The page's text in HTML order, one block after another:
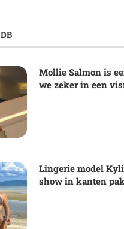
Mollie Salmon is
we zeker in een
Lingerie model
show in kanten